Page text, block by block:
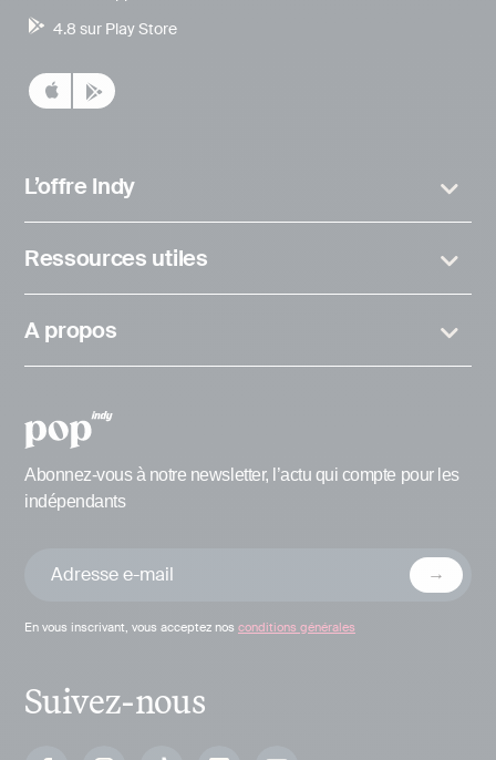
4.8 sur Play Store
L’offre Indy
Ressources utiles
A propos
Abonnez-vous à notre newsletter, l’actu qui compte pour les
indépendants
En vous inscrivant, vous acceptez nos conditions générales
Suivez-nous